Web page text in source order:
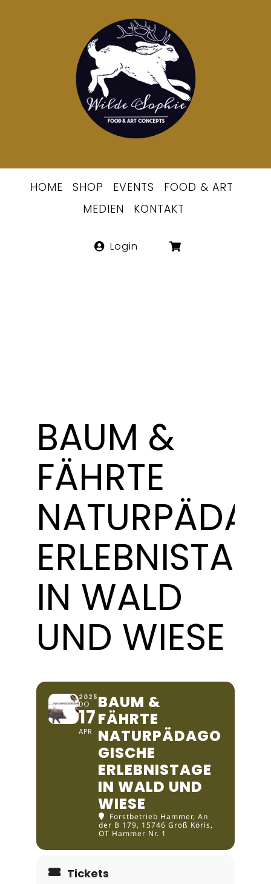
Berlins
erste
HOME SHOP EVENTS
FOOD & ART
MEDIEN
KONTAKT
Login
BAUM &
FÄHRTE
IN WALD
UND WIESE
2025
DO
17
APR
BAUM &
FÄHRTE
NATURPÄDAGO
GISCHE
ERLEBNISTAGE
IN WALD UND
WIESE
Forstbetrieb Hammer, An
der B 179, 15746 Groß Köris,
OT Hammer Nr. 1
Tickets